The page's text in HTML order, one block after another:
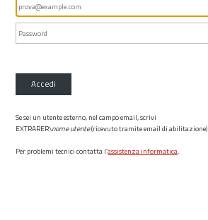
Accedi
Se sei un utente esterno, nel campo email, scrivi
EXTRARER\nome utente(ricevuto tramite email di abilitazione)
Per problemi tecnici contatta l’assistenza informatica.